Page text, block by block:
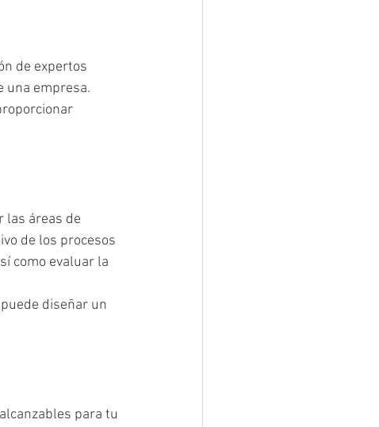
de expertos
una empresa.
las áreas de
de los procesos
como evaluar la
diseñar un
para tu